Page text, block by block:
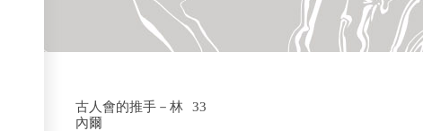
古人會的推手－林
內爾
33